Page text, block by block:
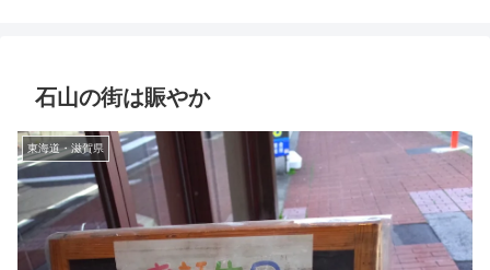
石山の街は賑やか
東海道・滋賀県